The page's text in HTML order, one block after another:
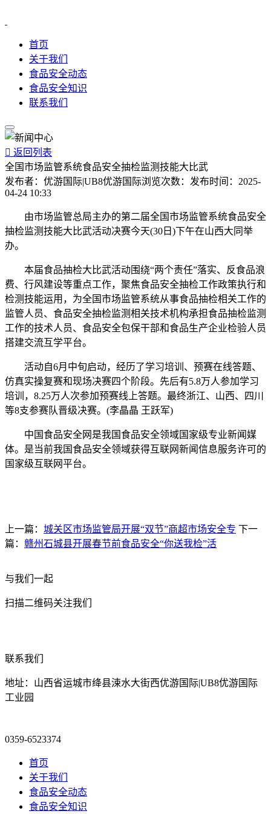
首页
关于我们
食品安全动态
食品安全知识
联系我们
 返回列表
全国市场监管系统食品安全抽检监测技能大比武
发布者： 优游国际|UB8优游国际浏览次数： 发布时间： 2025-
04-24 10:33
由市场监管总局主办的第二届全国市场监管系统食品安全
抽检监测技能大比武活动决赛今天(30日)下午在山西大同举
办。
本届食品抽检大比武活动围绕“两个责任”落实、反食品浪
费、行风建设等重点工作，聚焦食品安全抽检工作政策执行和
检测技能运用，为全国市场监管系统从事食品抽检相关工作的
监管人员、食品安全抽检监测相关技术机构承担食品抽检监测
工作的技术人员、食品安全包保干部和食品生产企业检验人员
搭建交流互学平台。
活动自6月中旬启动，经历了学习培训、预赛在线答题、
仿真实操复赛和现场决赛四个阶段。先后有5.8万人参加学习
培训，8.25万人次参加预赛线上答题。最终浙江、山西、四川
等8支参赛队晋级决赛。(李晶晶 王跃军)
中国食品安全网是我国食品安全领域国家级专业新闻媒
体。是当前我国食品安全领域获得互联网新闻信息服务许可的
国家级互联网平台。
上一篇： 城关区市场监管局开展“双节”商超市场安全专 下一
篇： 赣州石城县开展春节前食品安全“你送我检”活
与我们一起
扫描二维码关注我们
联系我们
地址：山西省运城市绛县涑水大街西优游国际|UB8优游国际
工业园
0359-6523374
首页
关于我们
食品安全动态
食品安全知识